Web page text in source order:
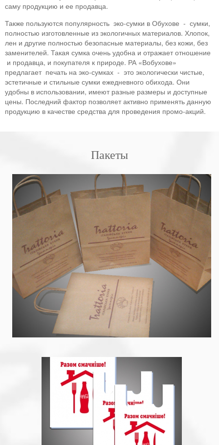
саму продукцию и ее продавца.
Также пользуются популярность эко-сумки в Обухове - сумки,
полностью изготовленные из экологичных материалов. Хлопок,
лен и другие полностью безопасные материалы, без кожи, без
заменителей. Такая сумка очень удобна и отражает отношение
и продавца, и покупателя к природе. РА «Вобухове»
предлагает печать на эко-сумках - это экологически чистые,
эстетичные и стильные сумки ежедневного обихода. Они
удобны в использовании, имеют разные размеры и доступные
цены. Последний фактор позволяет активно применять данную
продукцию в качестве средства для проведения промо-акций.
Пакеты